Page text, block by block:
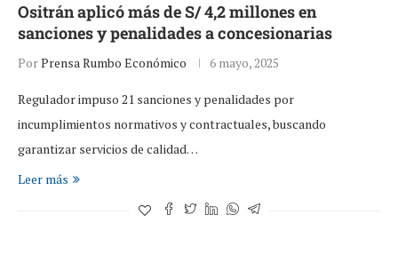
Ositrán aplicó más de S/ 4,2 millones en
sanciones y penalidades a concesionarias
PorPrensa Rumbo Económico 6 mayo, 2025
Regulador impuso 21 sanciones y penalidades por
incumplimientos normativos y contractuales, buscando
garantizar servicios de calidad…
Leer más